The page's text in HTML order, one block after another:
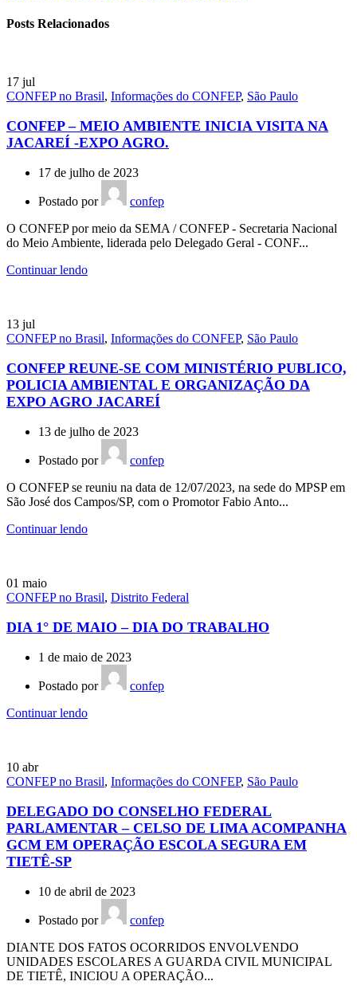
Posts Relacionados
17 jul
CONFEP no Brasil, Informações do CONFEP, São Paulo
CONFEP – MEIO AMBIENTE INICIA VISITA NA
JACAREÍ -EXPO AGRO.
17 de julho de 2023
Postado por
confep
O CONFEP por meio da SEMA / CONFEP - Secretaria Nacional
do Meio Ambiente, liderada pelo Delegado Geral - CONF...
Continuar lendo
13 jul
CONFEP no Brasil, Informações do CONFEP, São Paulo
CONFEP REUNE-SE COM MINISTÉRIO PUBLICO,
POLICIA AMBIENTAL E ORGANIZAÇÃO DA
EXPO AGRO JACAREÍ
13 de julho de 2023
Postado por
confep
O CONFEP se reuniu na data de 12/07/2023, na sede do MPSP em
São José dos Campos/SP, com o Promotor Fabio Anto...
Continuar lendo
01 maio
CONFEP no Brasil, Distrito Federal
DIA 1° DE MAIO – DIA DO TRABALHO
1 de maio de 2023
Postado por
confep
Continuar lendo
10 abr
CONFEP no Brasil, Informações do CONFEP, São Paulo
DELEGADO DO CONSELHO FEDERAL
PARLAMENTAR – CELSO DE LIMA ACOMPANHA
GCM EM OPERAÇÃO ESCOLA SEGURA EM
TIETÊ-SP
10 de abril de 2023
Postado por
confep
DIANTE DOS FATOS OCORRIDOS ENVOLVENDO
UNIDADES ESCOLARES A GUARDA CIVIL MUNICIPAL
DE TIETÊ, INICIOU A OPERAÇÃO...